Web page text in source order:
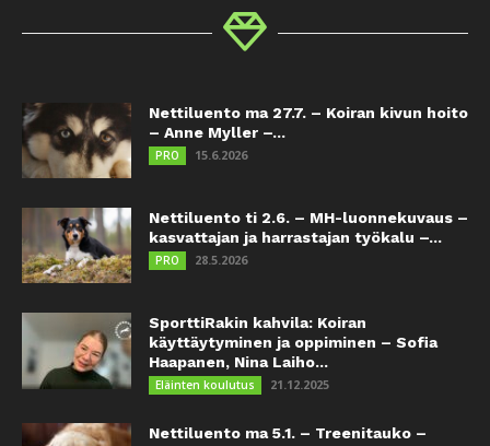
Nettiluento ma 27.7. – Koiran kivun hoito
– Anne Myller –...
PRO 15.6.2026
Nettiluento ti 2.6. – MH-luonnekuvaus –
kasvattajan ja harrastajan työkalu –...
PRO 28.5.2026
SporttiRakin kahvila: Koiran
käyttäytyminen ja oppiminen – Sofia
Haapanen, Nina Laiho...
Eläinten koulutus 21.12.2025
Nettiluento ma 5.1. – Treenitauko –